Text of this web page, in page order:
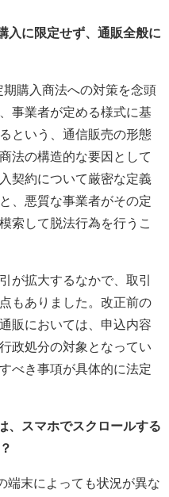
入に限定せず、通販全般に
購入商法への対策を念頭
事業者が定める様式に基
という、通信販売の形態
法の構造的な要因として
契約について厳密な定義
、悪質な事業者がその定
索して脱法行為を行うこ
が拡大するなかで、取引
もありました。改正前の
販においては、申込内容
政処分の対象となってい
べき事項が具体的に法定
、スマホでスクロールする
端末によっても状況が異な